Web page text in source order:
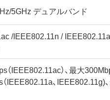
5GHz デュアルバンド
/IEEE802.11n /
IEEE802.11ac）、最大
IEEE802.11a、IEEE802.11g)